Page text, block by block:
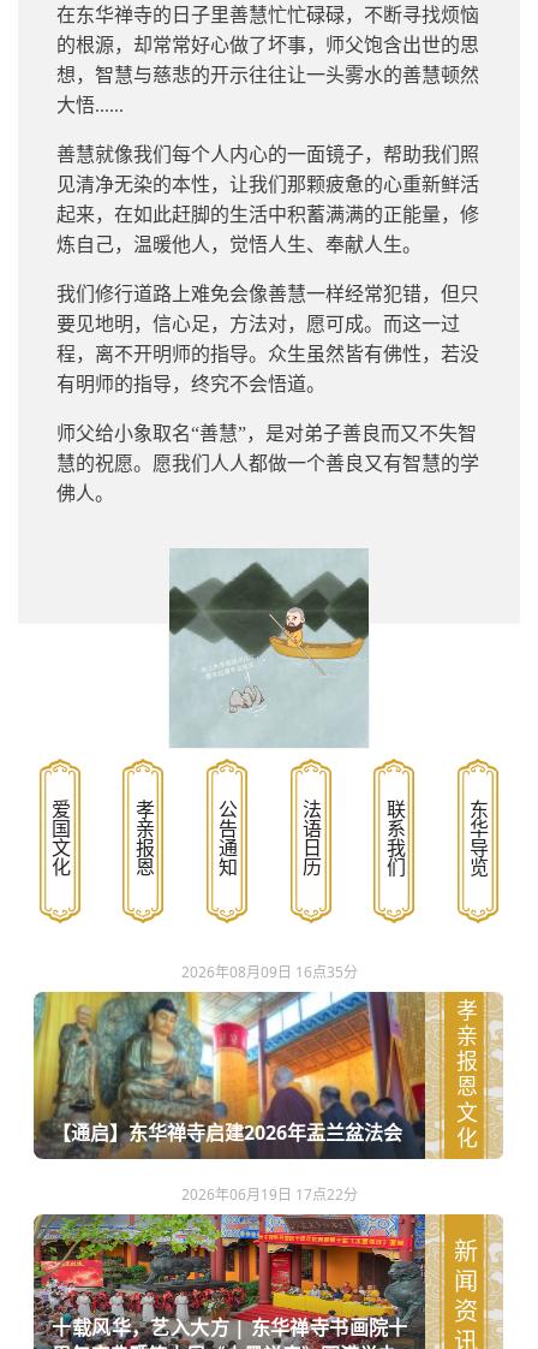
在东华禅寺的日子里善慧忙忙碌碌，不断寻找烦恼
的根源，却常常好心做了坏事，师父饱含出世的思
想，智慧与慈悲的开示往往让一头雾水的善慧顿然
大悟......
善慧就像我们每个人内心的一面镜子，帮助我们照
见清净无染的本性，让我们那颗疲惫的心重新鲜活
起来，在如此赶脚的生活中积蓄满满的正能量，修
炼自己，温暖他人，觉悟人生、奉献人生。
我们修行道路上难免会像善慧一样经常犯错，但只
要见地明，信心足，方法对，愿可成。而这一过
程，离不开明师的指导。众生虽然皆有佛性，若没
有明师的指导，终究不会悟道。
师父给小象取名“善慧”，是对弟子善良而又不失智
慧的祝愿。愿我们人人都做一个善良又有智慧的学
佛人。
爱国文化 孝亲报恩 公告通知 法语日历 联系我们 东华导览
2026年08月09日 16点35分
【通启】东华禅寺启建2026年盂兰盆法会 孝亲报恩文化
2026年06月19日 17点22分
十载风华，艺入大方 | 东华禅寺书画院十
新闻资讯